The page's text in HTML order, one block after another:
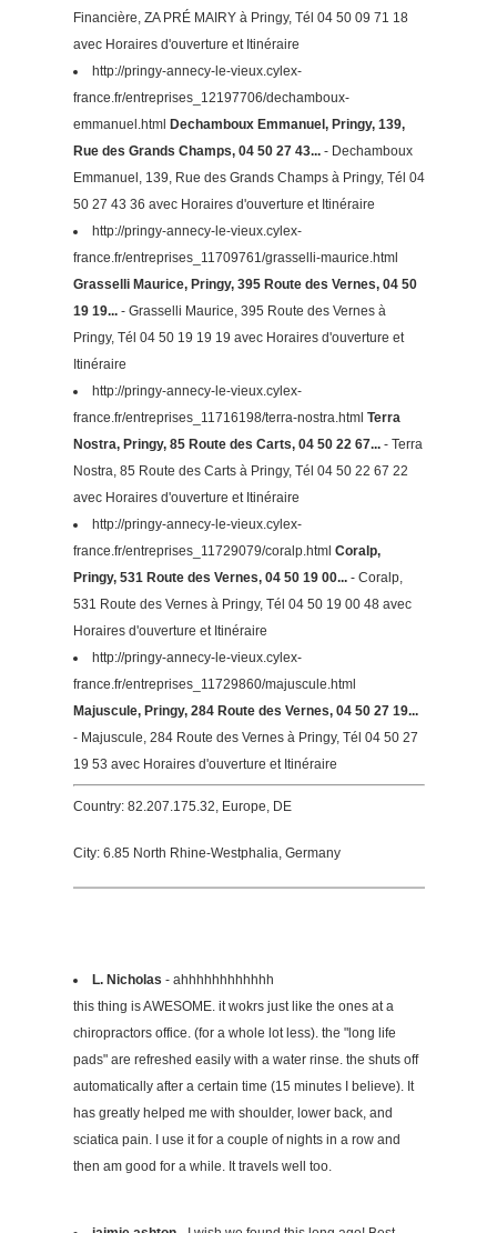
Financière, ZA PRÉ MAIRY à Pringy, Tél 04 50 09 71 18
avec Horaires d'ouverture et Itinéraire
http://pringy-annecy-le-vieux.cylex-
france.fr/entreprises_12197706/dechamboux-
emmanuel.html Dechamboux Emmanuel, Pringy, 139,
Rue des Grands Champs, 04 50 27 43...- Dechamboux
Emmanuel, 139, Rue des Grands Champs à Pringy, Tél 04
50 27 43 36 avec Horaires d'ouverture et Itinéraire
http://pringy-annecy-le-vieux.cylex-
france.fr/entreprises_11709761/grasselli-maurice.html
Grasselli Maurice, Pringy, 395 Route des Vernes, 04 50
19 19...- Grasselli Maurice, 395 Route des Vernes à
Pringy, Tél 04 50 19 19 19 avec Horaires d'ouverture et
Itinéraire
http://pringy-annecy-le-vieux.cylex-
france.fr/entreprises_11716198/terra-nostra.html Terra
Nostra, Pringy, 85 Route des Carts, 04 50 22 67...- Terra
Nostra, 85 Route des Carts à Pringy, Tél 04 50 22 67 22
avec Horaires d'ouverture et Itinéraire
http://pringy-annecy-le-vieux.cylex-
france.fr/entreprises_11729079/coralp.html Coralp,
Pringy, 531 Route des Vernes, 04 50 19 00...- Coralp,
531 Route des Vernes à Pringy, Tél 04 50 19 00 48 avec
Horaires d'ouverture et Itinéraire
http://pringy-annecy-le-vieux.cylex-
france.fr/entreprises_11729860/majuscule.html
Majuscule, Pringy, 284 Route des Vernes, 04 50 27 19...
- Majuscule, 284 Route des Vernes à Pringy, Tél 04 50 27
19 53 avec Horaires d'ouverture et Itinéraire
Country: 82.207.175.32, Europe, DE
City: 6.85 North Rhine-Westphalia, Germany
L. Nicholas - ahhhhhhhhhhhh
this thing is AWESOME. it wokrs just like the ones at a
chiropractors office. (for a whole lot less). the "long life
pads" are refreshed easily with a water rinse. the shuts off
automatically after a certain time (15 minutes I believe). It
has greatly helped me with shoulder, lower back, and
sciatica pain. I use it for a couple of nights in a row and
then am good for a while. It travels well too.